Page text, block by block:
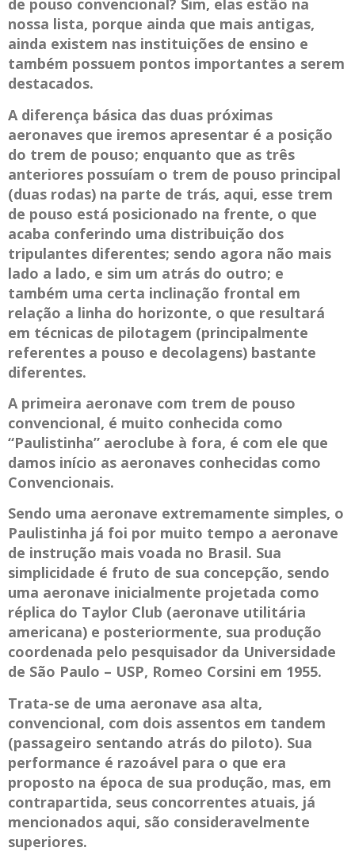
de pouso convencional? Sim, elas estão na
nossa lista, porque ainda que mais antigas,
ainda existem nas instituições de ensino e
também possuem pontos importantes a serem
destacados.
A diferença básica das duas próximas
aeronaves que iremos apresentar é a posição
do trem de pouso; enquanto que as três
anteriores possuíam o trem de pouso principal
(duas rodas) na parte de trás, aqui, esse trem
de pouso está posicionado na frente, o que
acaba conferindo uma distribuição dos
tripulantes diferentes; sendo agora não mais
lado a lado, e sim um atrás do outro; e
também uma certa inclinação frontal em
relação a linha do horizonte, o que resultará
em técnicas de pilotagem (principalmente
referentes a pouso e decolagens) bastante
diferentes.
A primeira aeronave com trem de pouso
convencional, é muito conhecida como
“Paulistinha” aeroclube à fora, é com ele que
damos início as aeronaves conhecidas como
Convencionais.
Sendo uma aeronave extremamente simples, o
Paulistinha já foi por muito tempo a aeronave
de instrução mais voada no Brasil. Sua
simplicidade é fruto de sua concepção, sendo
uma aeronave inicialmente projetada como
réplica do Taylor Club (aeronave utilitária
americana) e posteriormente, sua produção
coordenada pelo pesquisador da Universidade
de São Paulo – USP, Romeo Corsini em 1955.
Trata-se de uma aeronave asa alta,
convencional, com dois assentos em tandem
(passageiro sentando atrás do piloto). Sua
performance é razoável para o que era
proposto na época de sua produção, mas, em
contrapartida, seus concorrentes atuais, já
mencionados aqui, são consideravelmente
superiores.